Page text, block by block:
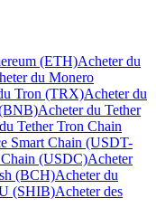
(ETH)Acheter du
du Monero
Tron (TRX)Acheter du
Acheter du Tether
Tether Tron Chain
Smart Chain (USDT-
(USDC)Acheter
(BCH)Acheter du
(SHIB)Acheter des